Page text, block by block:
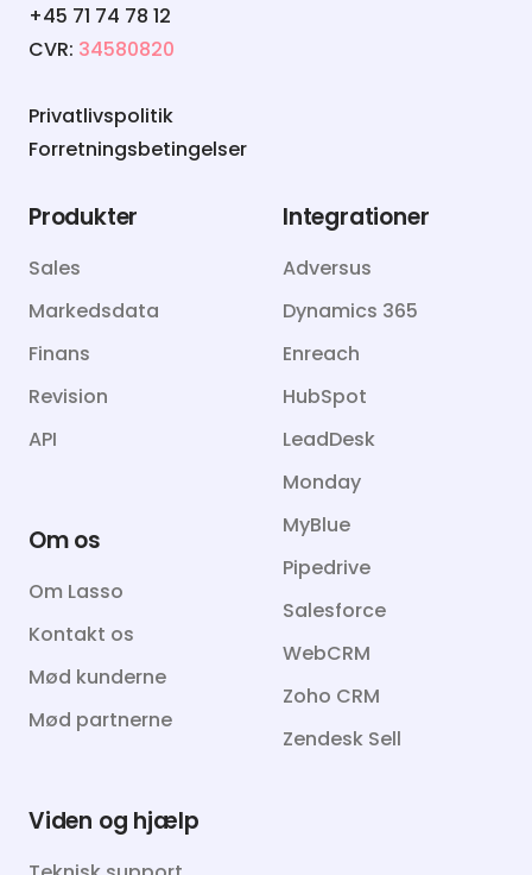
+45 71 74 78 12
CVR: 34580820
Privatlivspolitik
Forretningsbetingelser
Produkter
Sales
Markedsdata
Finans
Revision
API
Integrationer
Adversus
Dynamics 365
Enreach
HubSpot
LeadDesk
Monday
MyBlue
Pipedrive
Salesforce
WebCRM
Zoho CRM
Zendesk Sell
Om os
Om Lasso
Kontakt os
Mød kunderne
Mød partnerne
Viden og hjælp